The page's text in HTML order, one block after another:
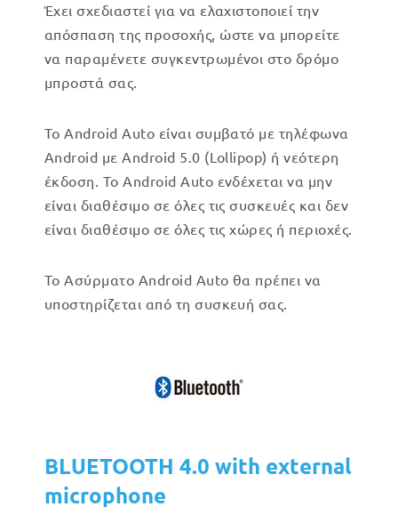
Έχει σχεδιαστεί για να ελαχιστοποιεί την
απόσπαση της προσοχής, ώστε να μπορείτε
να παραμένετε συγκεντρωμένοι στο δρόμο
μπροστά σας.
Το Android Auto είναι συμβατό με τηλέφωνα
Android με Android 5.0 (Lollipop) ή νεότερη
έκδοση. Το Android Auto ενδέχεται να μην
είναι διαθέσιμο σε όλες τις συσκευές και δεν
είναι διαθέσιμο σε όλες τις χώρες ή περιοχές.
Το Ασύρματο Android Auto θα πρέπει να
υποστηρίζεται από τη συσκευή σας.
BLUETOOTH 4.0 with external
microphone